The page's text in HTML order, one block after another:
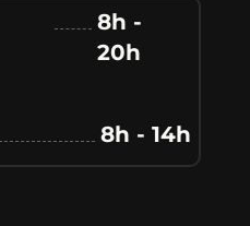
8h -
20h
8h - 14h